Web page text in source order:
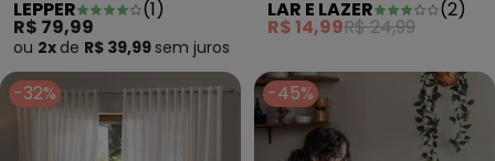
Retangular Sálvia 140x210
cm
LEPPER (1)
R$ 79,99
ou 2x de R$ 39,99 sem juros
Boneco
LAR E LAZER (2)
R$ 14,99R$ 24,99
-32% -45%